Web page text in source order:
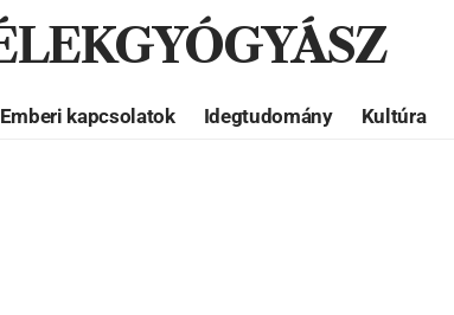
Emberi kapcsolatok Idegtudomány Kultúra